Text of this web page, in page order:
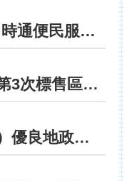
內政部修正「地籍異動即時通便民服務作業原則」，於115年8月1日起生效
公告臺南市政府115年度第3次標售區段徵收剩餘可建築土地
臺南市115年度（第十屆）優良地政士評選活動